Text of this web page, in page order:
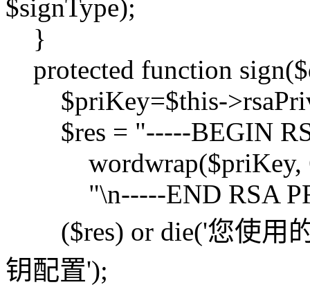
$signType);
}
protected function
$priKey=$this-
$res = "-----BEGIN
wordwrap($priKey,
"\n-----END RSA
($res) or die('您使用
钥配置');